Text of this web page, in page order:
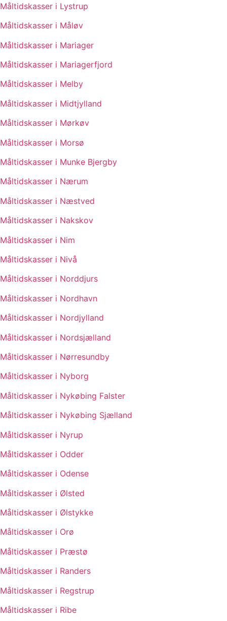
Måltidskasser i Lystrup
Måltidskasser i Måløv
Måltidskasser i Mariager
Måltidskasser i Mariagerfjord
Måltidskasser i Melby
Måltidskasser i Midtjylland
Måltidskasser i Mørkøv
Måltidskasser i Morsø
Måltidskasser i Munke Bjergby
Måltidskasser i Nærum
Måltidskasser i Næstved
Måltidskasser i Nakskov
Måltidskasser i Nim
Måltidskasser i Nivå
Måltidskasser i Norddjurs
Måltidskasser i Nordhavn
Måltidskasser i Nordjylland
Måltidskasser i Nordsjælland
Måltidskasser i Nørresundby
Måltidskasser i Nyborg
Måltidskasser i Nykøbing Falster
Måltidskasser i Nykøbing Sjælland
Måltidskasser i Nyrup
Måltidskasser i Odder
Måltidskasser i Odense
Måltidskasser i Ølsted
Måltidskasser i Ølstykke
Måltidskasser i Orø
Måltidskasser i Præstø
Måltidskasser i Randers
Måltidskasser i Regstrup
Måltidskasser i Ribe